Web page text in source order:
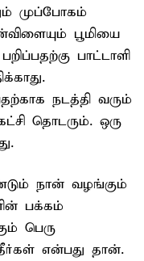
முப்போகம்
பூமியை
பாட்டாளி
நடத்தி வரும்
தொடரும். ஒரு
நான் வழங்கும்
பக்கம்
பெரு
என்பது தான்.